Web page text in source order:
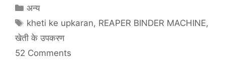
C
a
e
g
अन्य
T
a
s
kheti ke upkaran, REAPER BINDER MACHINE,
खेती के उपकरण
52 Comments